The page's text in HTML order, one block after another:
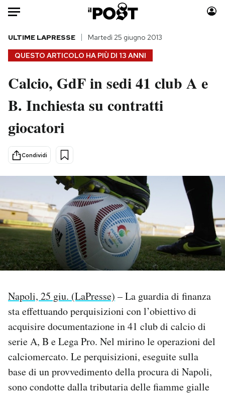
Auto
HOME
Italia
Politica
Tecnologia
Scienza
Economia
Sport
Moda
Consumismi
Altrecose
Mondiali calcio 2026
PODCAST
I MIEI PREFERITI
SHOP
CALENDARIO
QUESTO ARTICOLO HA PIÙ DI 13 ANNI
ULTIME LAPRESSE Martedì 25 giugno 2013
Calcio, GdF in sedi 41 club A e
B. Inchiesta su contratti
giocatori
Condividi
Napoli, 25 giu. (LaPresse) – La guardia di finanza
sta effettuando perquisizioni con l’obiettivo di
acquisire documentazione in 41 club di calcio di
serie A, B e Lega Pro. Nel mirino le operazioni del
calciomercato. Le perquisizioni, eseguite sulla
base di un provvedimento della procura di Napoli,
sono condotte dalla tributaria delle fiamme gialle